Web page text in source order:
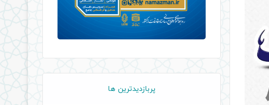
پربازدیدترین ها